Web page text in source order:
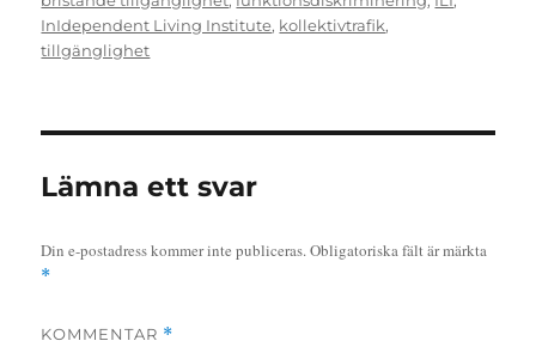
InIdependent Living Institute, kollektivtrafik,
tillgänglighet
Lämna ett svar
Din e-postadress kommer inte publiceras.Obligatoriska fält är märkta
*
KOMMENTAR *